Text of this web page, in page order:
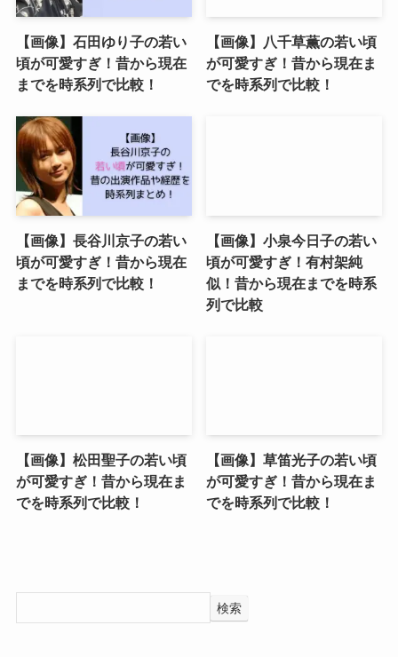
【画像】石田ゆり子の若い
頃が可愛すぎ！昔から現在
までを時系列で比較！
【画像】八千草薫の若い頃
が可愛すぎ！昔から現在ま
でを時系列で比較！
【画像】長谷川京子の若い
頃が可愛すぎ！昔から現在
までを時系列で比較！
【画像】小泉今日子の若い
頃が可愛すぎ！有村架純
似！昔から現在までを時系
列で比較
【画像】松田聖子の若い頃
が可愛すぎ！昔から現在ま
でを時系列で比較！
【画像】草笛光子の若い頃
が可愛すぎ！昔から現在ま
でを時系列で比較！
検索